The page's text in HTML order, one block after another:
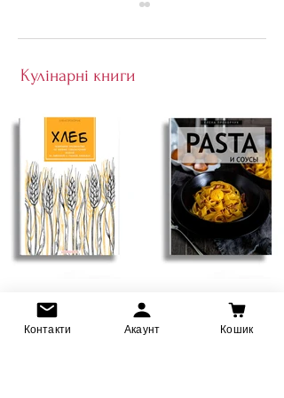
СВІЖА ЯЄЧНА ПАСТА
(на жовтках)
Кулінарні книги
Контакти Акаунт Кошик